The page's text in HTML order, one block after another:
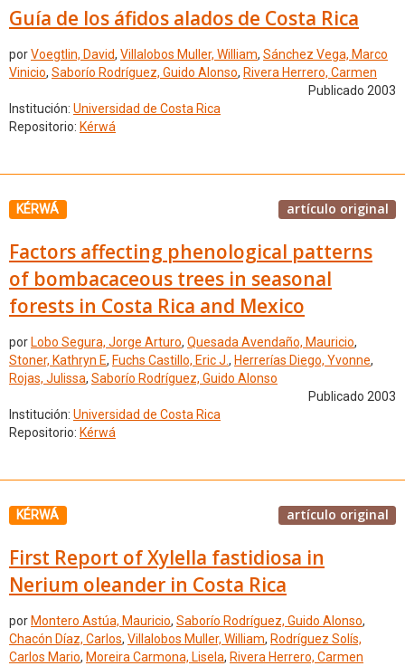
Guía de los áfidos alados de Costa Rica
porVoegtlin, David, Villalobos Muller, William, Sánchez Vega, Marco
Vinicio, Saborío Rodríguez, Guido Alonso, Rivera Herrero, Carmen
Publicado 2003
Institución: Universidad de Costa Rica
Repositorio: Kérwá
KÉRWÁ artículo original
Factors affecting phenological patterns
of bombacaceous trees in seasonal
forests in Costa Rica and Mexico
por Lobo Segura, Jorge Arturo, Quesada Avendaño, Mauricio,
Stoner, Kathryn E, Fuchs Castillo, Eric J., Herrerías Diego, Yvonne,
Rojas, Julissa, Saborío Rodríguez, Guido Alonso
Publicado 2003
Institución: Universidad de Costa Rica
Repositorio: Kérwá
KÉRWÁ artículo original
First Report of Xylella fastidiosa in
Nerium oleander in Costa Rica
por Montero Astúa, Mauricio, Saborío Rodríguez, Guido Alonso,
Chacón Díaz, Carlos, Villalobos Muller, William, Rodríguez Solís,
Carlos Mario, Moreira Carmona, Lisela, Rivera Herrero, Carmen